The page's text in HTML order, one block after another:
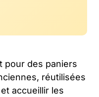
pour des paniers
réutilisées
accueillir les